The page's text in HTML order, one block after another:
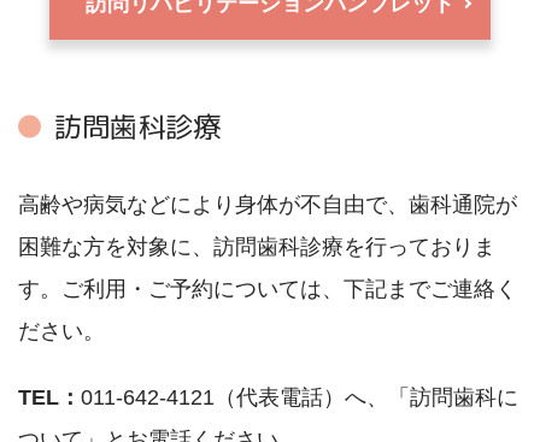
訪問歯科診療
高齢や病気などにより身体が不自由で、歯科通院が
困難な方を対象に、訪問歯科診療を行っておりま
す。ご利用・ご予約については、下記までご連絡く
ださい。
TEL： 011-642-4121（代表電話）へ、「訪問歯科に